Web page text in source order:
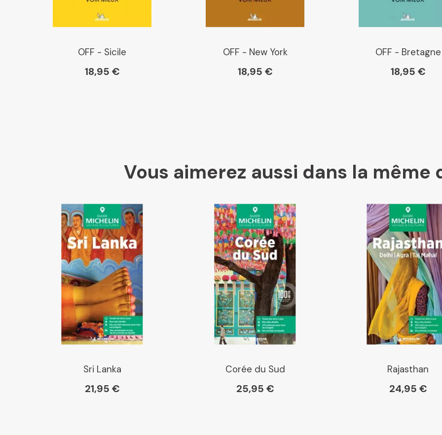
Paris Librairies
Place des libraires
Boutique L'Aventure Michelin
OFF - Sicile
18,95 €
OFF - New York
18,95 €
OFF - Bretagne
18,95 €
Vous aimerez aussi dans la
Sri Lanka
21,95 €
Corée du Sud
25,95 €
Rajasthan
24,95 €